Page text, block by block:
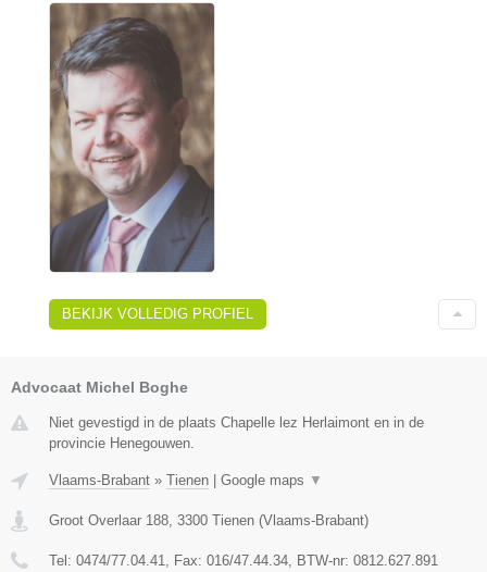
BEKIJK VOLLEDIG PROFIEL
Advocaat Michel Boghe
Niet gevestigd in de plaats Chapelle lez Herlaimont en in de
provincie Henegouwen.
Vlaams-Brabant » Tienen Google maps ▼
Groot Overlaar 188 3300 Tienen (Vlaams-Brabant)
Tel: 0474/77.04.41 , Fax: 016/47.44.34 , BTW-nr: ​0812.627.891